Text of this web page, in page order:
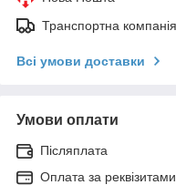
Транспортна компанія
Всі умови доставки
Умови оплати
Післяплата
Оплата за реквізитами